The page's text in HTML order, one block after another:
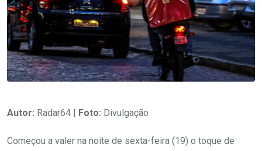
Autor: Radar64 | Foto: Divulgação
Começou a valer na noite de sexta-feira (19) o toque de